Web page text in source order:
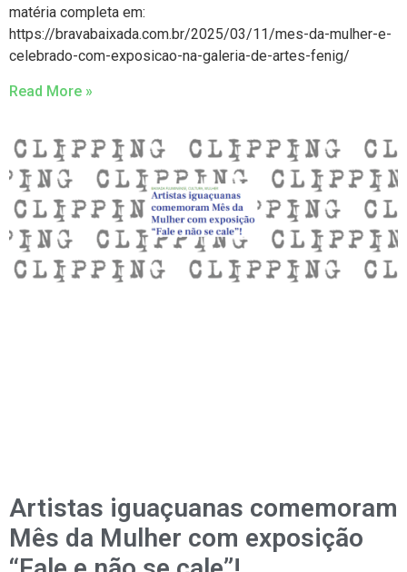
matéria completa em:
https://bravabaixada.com.br/2025/03/11/mes-da-mulher-e-
celebrado-com-exposicao-na-galeria-de-artes-fenig/
Read More »
Artistas iguaçuanas comemoram
Mês da Mulher com exposição